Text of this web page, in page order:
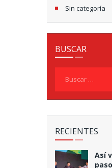
Sin categoría
BUSCAR
RECIENTES
Así